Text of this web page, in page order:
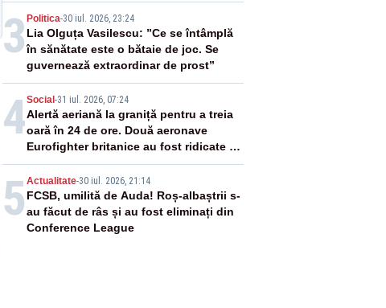
3 Politica-30 iul. 2026, 23:24
Lia Olguța Vasilescu: ”Ce se întâmplă
în sănătate este o bătaie de joc. Se
guvernează extraordinar de prost”
4Social-31 iul. 2026, 07:24
Alertă aeriană la graniță pentru a treia
oară în 24 de ore. Două aeronave
Eurofighter britanice au fost ridicate de
la sol
5 Actualitate-30 iul. 2026, 21:14
FCSB, umilită de Auda! Roș-albaștrii s-
au făcut de râs și au fost eliminați din
Conference League